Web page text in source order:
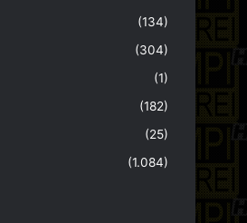
(134)
(304)
(1)
(182)
(25)
(1.084)